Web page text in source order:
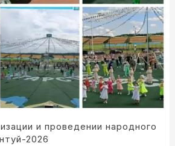
и проведении народного
2026